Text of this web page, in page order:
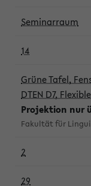
Seminarraum
14
Grüne Tafel,
DTEN D7,
Projektion nur
Fakultät für
2
29